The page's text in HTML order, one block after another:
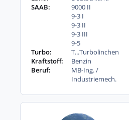
SAAB:
9000 II
9-3 I
9-3 II
9-3 III
9-5
Turbo:
T...Turbolinchen
Kraftstoff:
Benzin
Beruf:
MB-Ing. /
Industriemech.